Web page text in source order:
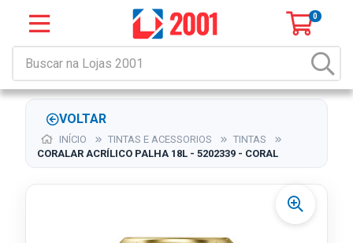
0
VOLTAR
INÍCIO TINTAS E ACESSORIOS
TINTAS
CORALAR ACRÍLICO PALHA 18L - 5202339 - CORAL